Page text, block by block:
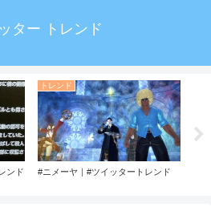
ター トレンド
ンド
トレンド
#ニメーヤ｜#ツイッタートレンド